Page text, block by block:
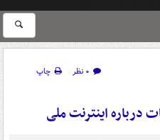
۰ نظر
چاپ
درباره اینترنت ملی